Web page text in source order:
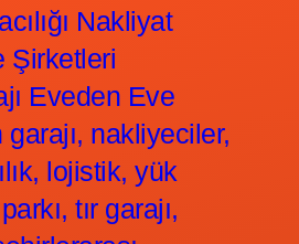
Nakliyat
Şirketleri
Eveden Eve
nakliyeciler,
lojistik, yük
tır garajı,